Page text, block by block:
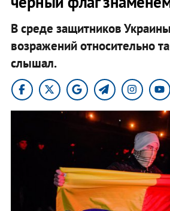
В среде защитников
возражений относительно
слышал.